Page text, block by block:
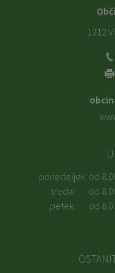
1312
ponedeljek: od
sreda:
od
petek:
od